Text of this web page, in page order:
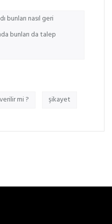
bunları nasıl geri
bunları da talep
mi ? şikayet